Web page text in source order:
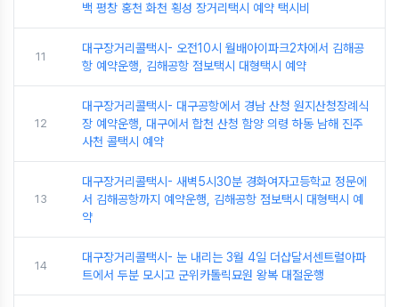
백 평창 홍천 화천 횡성 장거리택시 예약 택시비
11
대구장거리콜택시- 오전10시 월배아이파크2차에서 김해공
항 예약운행, 김해공항 점보택시 대형택시 예약
12
대구장거리콜택시- 대구공항에서 경남 산청 원지산청장례식
장 예약운행, 대구에서 합천 산청 함양 의령 하동 남해 진주
사천 콜택시 예약
13
대구장거리콜택시- 새벽5시30분 경화여자고등학교 정문에
서 김해공항까지 예약운행, 김해공항 점보택시 대형택시 예
약
14
대구장거리콜택시- 눈 내리는 3월 4일 더샵달서센트럴아파
트에서 두분 모시고 군위카톨릭묘원 왕복 대절운행